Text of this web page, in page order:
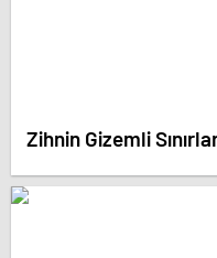
Zihnin Gizemli